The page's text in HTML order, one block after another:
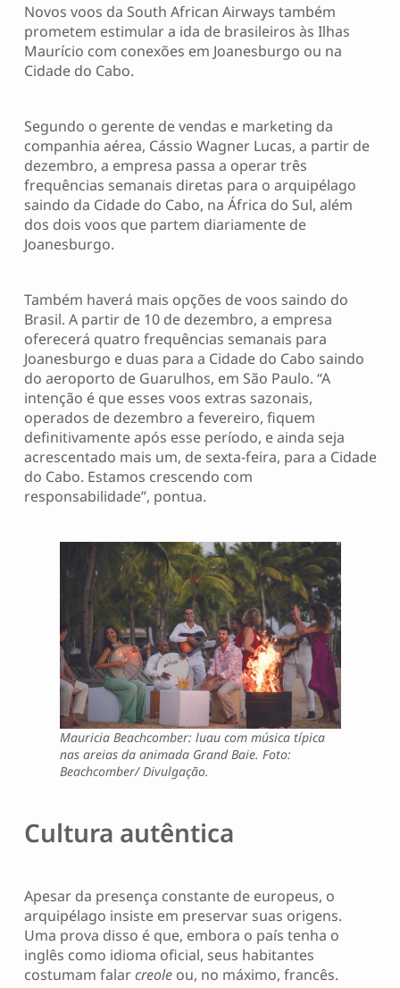
Novos voos da South African Airways também
prometem estimular a ida de brasileiros às Ilhas
Maurício com conexões em Joanesburgo ou na
Cidade do Cabo.
Segundo o gerente de vendas e marketing da
companhia aérea, Cássio Wagner Lucas, a partir de
dezembro, a empresa passa a operar três
frequências semanais diretas para o arquipélago
saindo da Cidade do Cabo, na África do Sul, além
dos dois voos que partem diariamente de
Joanesburgo.
Também haverá mais opções de voos saindo do
Brasil. A partir de 10 de dezembro, a empresa
oferecerá quatro frequências semanais para
Joanesburgo e duas para a Cidade do Cabo saindo
do aeroporto de Guarulhos, em São Paulo. “A
intenção é que esses voos extras sazonais,
operados de dezembro a fevereiro, fiquem
definitivamente após esse período, e ainda seja
acrescentado mais um, de sexta-feira, para a Cidade
do Cabo. Estamos crescendo com
responsabilidade”, pontua.
Mauricia Beachcomber: luau com música típica
nas areias da animada Grand Baie. Foto:
Beachcomber/ Divulgação.
Cultura autêntica
Apesar da presença constante de europeus, o
arquipélago insiste em preservar suas origens.
Uma prova disso é que, embora o país tenha o
inglês como idioma oficial, seus habitantes
costumam falarcreoleou, no máximo, francês.